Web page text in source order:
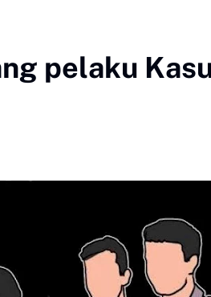
pelaku